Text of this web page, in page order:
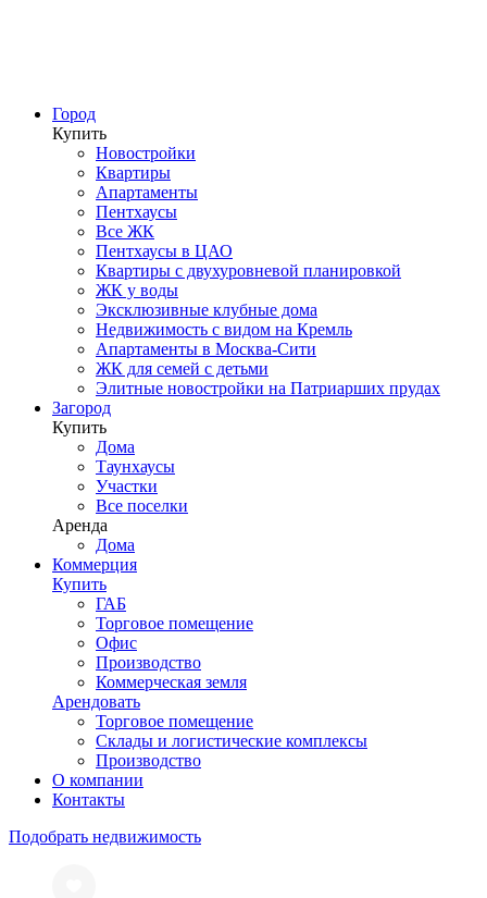
Город
Купить
Новостройки
Квартиры
Апартаменты
Пентхаусы
Все ЖК
Пентхаусы в ЦАО
Квартиры с двухуровневой планировкой
ЖК у воды
Эксклюзивные клубные дома
Недвижимость с видом на Кремль
Апартаменты в Москва-Сити
ЖК для семей с детьми
Элитные новостройки на Патриарших прудах
Загород
Купить
Дома
Таунхаусы
Участки
Все поселки
Аренда
Дома
Коммерция
Купить
ГАБ
Торговое помещение
Офис
Производство
Коммерческая земля
Арендовать
Торговое помещение
Склады и логистические комплексы
Производство
О компании
Контакты
Подобрать недвижимость